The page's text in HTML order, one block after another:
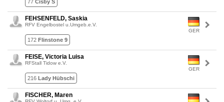
77 Cisby S
GER
FEHSENFELD, Saskia
RFV Engelbostel u.Umgeb.e.V.
172 Flinstone 9
GER
FEISE, Victoria Luisa
RFStall Tidow e.V.
216 Lady Hübschi
FISCHER, Maren